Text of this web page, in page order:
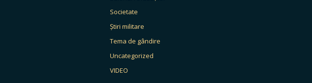
Societate
Știri militare
Tema de gândire
Uncategorized
VIDEO